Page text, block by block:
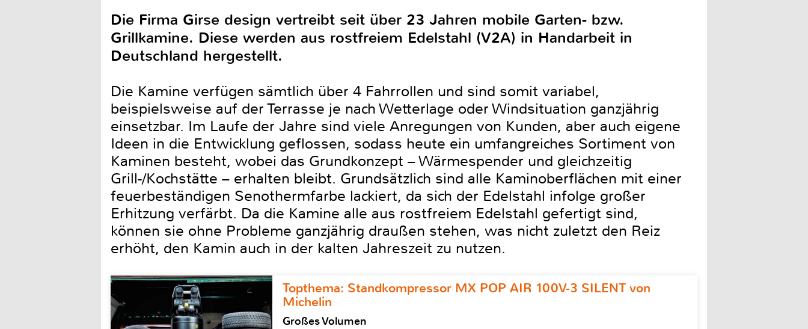
Die Firma Girse design vertreibt seit über 23 Jahren mobile Garten- bzw.
Grillkamine. Diese werden aus rostfreiem Edelstahl (V2A) in Handarbeit in
Deutschland hergestellt.
Die Kamine verfügen sämtlich über 4 Fahrrollen und sind somit variabel,
beispielsweise auf der Terrasse je nach Wetterlage oder Windsituation ganzjährig
einsetzbar. Im Laufe der Jahre sind viele Anregungen von Kunden, aber auch eigene
Ideen in die Entwicklung geflossen, sodass heute ein umfangreiches Sortiment von
Kaminen besteht, wobei das Grundkonzept – Wärmespender und gleichzeitig
Grill-/Kochstätte – erhalten bleibt. Grundsätzlich sind alle Kaminoberflächen mit einer
feuerbeständigen Senothermfarbe lackiert, da sich der Edelstahl infolge großer
Erhitzung verfärbt. Da die Kamine alle aus rostfreiem Edelstahl gefertigt sind,
können sie ohne Probleme ganzjährig draußen stehen, was nicht zuletzt den Reiz
erhöht, den Kamin auch in der kalten Jahreszeit zu nutzen.
Topthema: Standkompressor MX POP AIR 100V-3 SILENT von
Michelin
Großes Volumen